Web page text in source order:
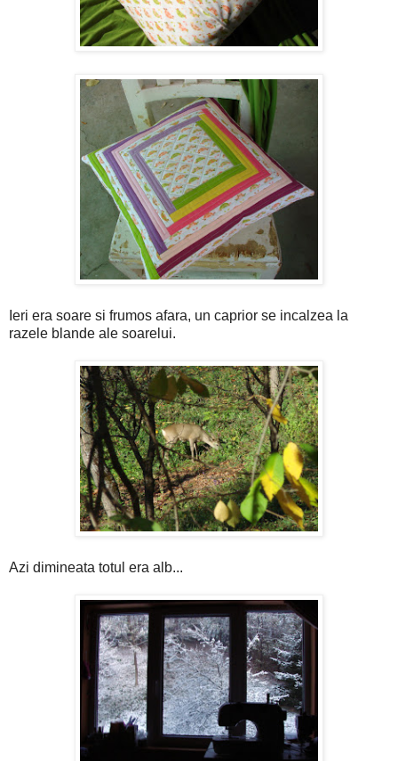
Ieri era soare si frumos afara, un caprior se incalzea la
razele blande ale soarelui.
Azi dimineata totul era alb...